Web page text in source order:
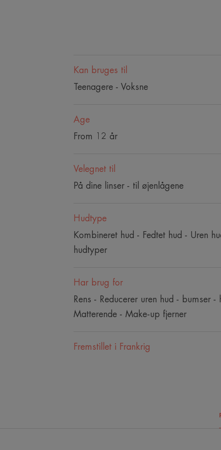
Kan bruges til
Teenagere - Voksne
Age
From 12 år
Velegnet til
På dine linser - til øjenlågene
Hudtype
Kombineret hud - Fedtet hud - Uren
hudtyper
Har brug for
Rens - Reducerer uren hud - bumser -
Matterende - Make-up fjerner
Fremstillet i Frankrig